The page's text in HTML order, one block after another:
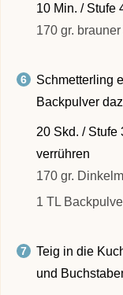
10 Min. / Stufe
170 gr.
Schmetterling
Backpulver
20 Skd. / Stufe
verrühren
170 gr.
1 TL
Teig in die
und